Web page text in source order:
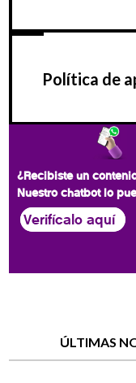
Política de
¿Recibiste un
Nuestro chatbot lo
Verifícalo aquí
ÚLTIMAS